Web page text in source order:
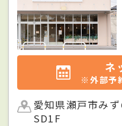
ネ
※外部予
愛知県瀬戸市み
SD1F